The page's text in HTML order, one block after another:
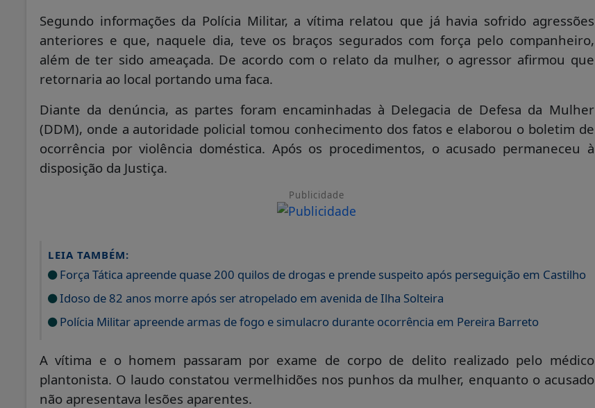
Segundo informações da Polícia Militar, a vítima relatou que já havia sofrido agressões
anteriores e que, naquele dia, teve os braços segurados com força pelo companheiro,
além de ter sido ameaçada. De acordo com o relato da mulher, o agressor afirmou que
retornaria ao local portando uma faca.
Diante da denúncia, as partes foram encaminhadas à Delegacia de Defesa da Mulher
(DDM), onde a autoridade policial tomou conhecimento dos fatos e elaborou o boletim de
ocorrência por violência doméstica. Após os procedimentos, o acusado permaneceu à
disposição da Justiça.
Publicidade
LEIA TAMBÉM:
Força Tática apreende quase 200 quilos de drogas e prende suspeito após perseguição em Castilho
Idoso de 82 anos morre após ser atropelado em avenida de Ilha Solteira
Polícia Militar apreende armas de fogo e simulacro durante ocorrência em Pereira Barreto
A vítima e o homem passaram por exame de corpo de delito realizado pelo médico
plantonista. O laudo constatou vermelhidões nos punhos da mulher, enquanto o acusado
não apresentava lesões aparentes.